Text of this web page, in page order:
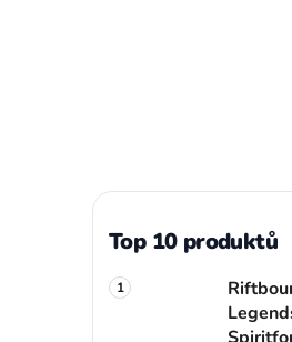
Top 10 produktů